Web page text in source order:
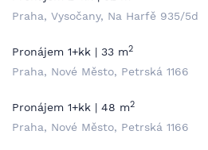
Praha, Vysočany, Na Harfě 935/5d
Pronájem 1+kk | 33 m2
Praha, Nové Město, Petrská 1166
Pronájem 1+kk | 48 m2
Praha, Nové Město, Petrská 1166